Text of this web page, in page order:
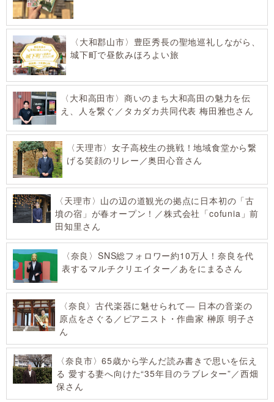
〈大和郡山市〉豊臣秀長の聖地巡礼しながら、
城下町で昼飲みほろよい旅
〈大和高田市〉商いのまち大和高田の魅力を伝
え、人を繋ぐ／タカダカ共同代表 梅田雅也さん
〈天理市〉女子高校生の挑戦！地域食堂から繋
げる笑顔のリレー／奥田心音さん
〈天理市〉山の辺の道観光の拠点に日本初の「古
墳の宿」が春オープン！／株式会社「cofunia」前
田知里さん
〈奈良〉SNS総フォロワー約10万人！奈良を代
表するマルチクリエイター／あをにまるさん
〈奈良〉古代楽器に魅せられて― 日本の音楽の
原点をさぐる／ピアニスト・作曲家 榊原 明子さ
ん
〈奈良市〉65歳から学んだ読み書きで思いを伝え
る 愛する妻へ向けた“35年目のラブレター”／西畑
保さん